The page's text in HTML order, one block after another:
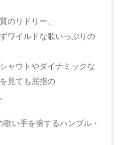
のリドリー、
ワイルドな歌いっぷりの
ャウトやダイナミックな
見ても屈指の
い手を擁するハンブル・